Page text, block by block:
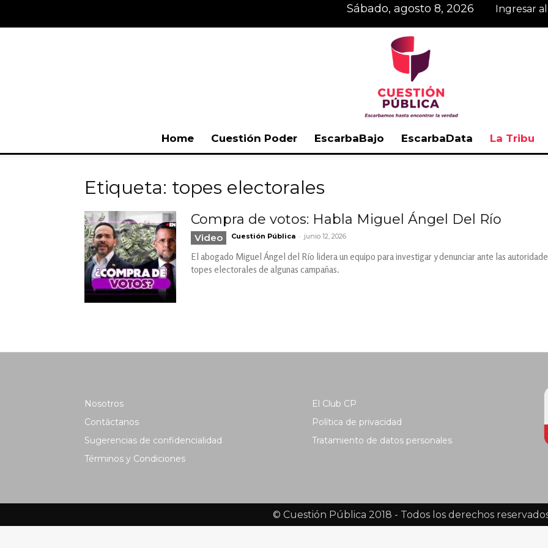
sábado, agosto 8, 2026 Ingresar
Home Cuestión Poder EscarbaBajo EscarbaData La Tribu
Etiqueta: topes electorales
Compra de votos: Habla Miguel Ángel Del Río
Video Cuestión Pública - junio 12, 2026
El abogado Miguel Ángel del Río lidera un equipo para investigar y denunciar ante las
topes electorales de algunas campañas.
Nosotros
Contáctanos
Sugerencias de confidencialidad
Términos y Condiciones
El Club CP
Política de privacidad
Tratamiento de datos personales
© Cuestión Pública 2018 - Todos los derechos